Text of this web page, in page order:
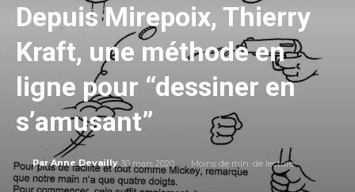
Depuis Mirepoix, Thierry
Kraft, une méthode en
ligne pour “dessiner en
s’amusant”
Par Anne Devailly 30 mars 2020 Moins de min. de lecture